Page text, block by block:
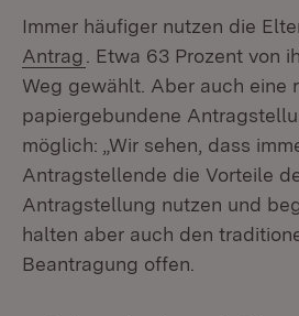
Immer häufiger nutzen die
Antrag (Öffnet in neuem
. Etwa 63 Prozent von
Weg gewählt. Aber auch eine
papiergebundene
möglich: „Wir sehen, dass
Antragstellende die Vorteile
Antragstellung nutzen und
halten aber auch den
Beantragung offen.